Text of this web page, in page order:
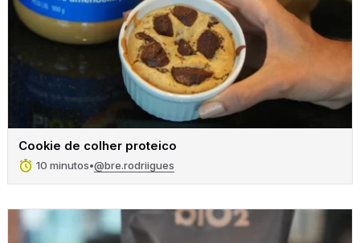
Cookie de colher proteico
10 minutos•@bre.rodriigues